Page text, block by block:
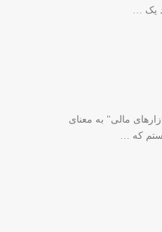
یک …
مالی" به معنای
که …